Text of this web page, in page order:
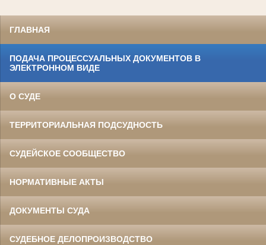
ГЛАВНАЯ
ПОДАЧА ПРОЦЕССУАЛЬНЫХ ДОКУМЕНТОВ В
ЭЛЕКТРОННОМ ВИДЕ
О СУДЕ
ТЕРРИТОРИАЛЬНАЯ ПОДСУДНОСТЬ
СУДЕЙСКОЕ СООБЩЕСТВО
НОРМАТИВНЫЕ АКТЫ
ДОКУМЕНТЫ СУДА
СУДЕБНОЕ ДЕЛОПРОИЗВОДСТВО